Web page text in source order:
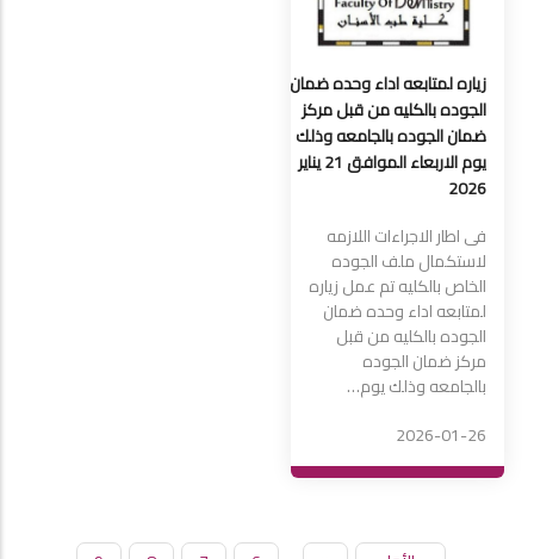
زياره لمتابعه اداء وحده ضمان
الجوده بالكليه من قبل مركز
ضمان الجوده بالجامعه وذلك
يوم الاربعاء الموافق 21 يناير
2026
بالجامعه وذلك يوم…
2026-01-26